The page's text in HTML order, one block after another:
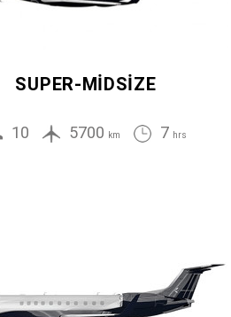
SUPER-MIDSIZE
10 5700 km 7 hrs